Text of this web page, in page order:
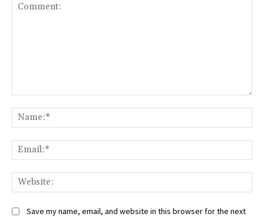
Save my name, email, and website in this browser for the next